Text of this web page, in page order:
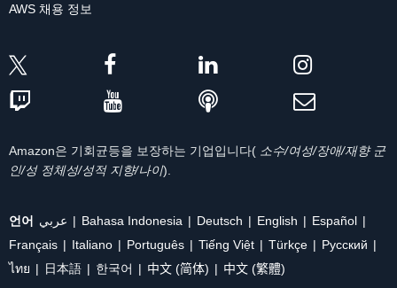
AWS 채용 정보
Amazon은 기회균등을 보장하는 기업입니다( 소수/여성/장애/재향 군
인/성 정체성/성적 지향/나이).
언어 عربي Bahasa Indonesia Deutsch English
Español
Français
Italiano Português Tiếng Việt Türkçe
Ρусский
ไทย
日本語 한국어 中文 (简体) 中文 (繁體)